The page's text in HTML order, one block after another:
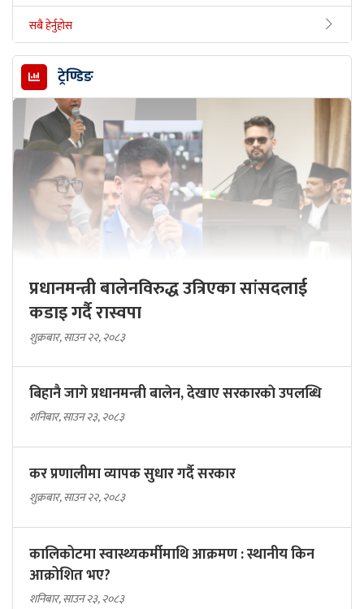
सबै हेर्नुहोस
ट्रेण्डिङ
प्रधानमन्त्री बालेनविरुद्ध उत्रिएका सांसदलाई
कडाइ गर्दै रास्वपा
शुक्रबार, साउन २२, २०८३
बिहानै जागे प्रधानमन्त्री बालेन, देखाए सरकारकाे उपलब्धि
शनिबार, साउन २३, २०८३
कर प्रणालीमा व्यापक सुधार गर्दै सरकार
शुक्रबार, साउन २२, २०८३
कालिकोटमा स्वास्थ्यकर्मीमाथि आक्रमण : स्थानीय किन
आक्रोशित भए?
शनिबार, साउन २३, २०८३